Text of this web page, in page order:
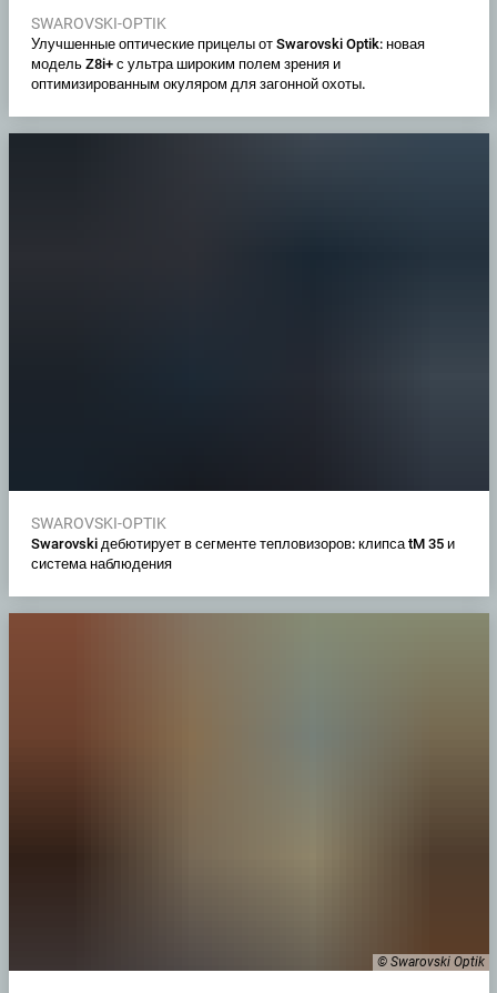
SWAROVSKI-OPTIK
Улучшенные оптические прицелы от Swarovski Optik: новая
модель Z8i+ с ультра широким полем зрения и
оптимизированным окуляром для загонной охоты.
SWAROVSKI-OPTIK
Swarovski дебютирует в сегменте тепловизоров: клипса tM 35 и
система наблюдения
© Swarovski Optik